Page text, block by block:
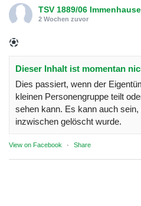
TSV 1889/06
2 Wochen zuvor
Dieser Inhalt ist momentan
Dies passiert, wenn der
kleinen Personengruppe teilt
sehen kann. Es kann auch
inzwischen gelöscht wurde.
View on Facebook · Share